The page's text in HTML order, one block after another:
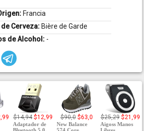
Francia
de Cerveza: Bière de Garde
de Alcohol: -
$14,94 $12,99
Adaptador de
Bluetooth 5.0,
$90,0 $63,0
New Balance
574 Core,
$25,29 $21,99
Aigoss Manos
Libres